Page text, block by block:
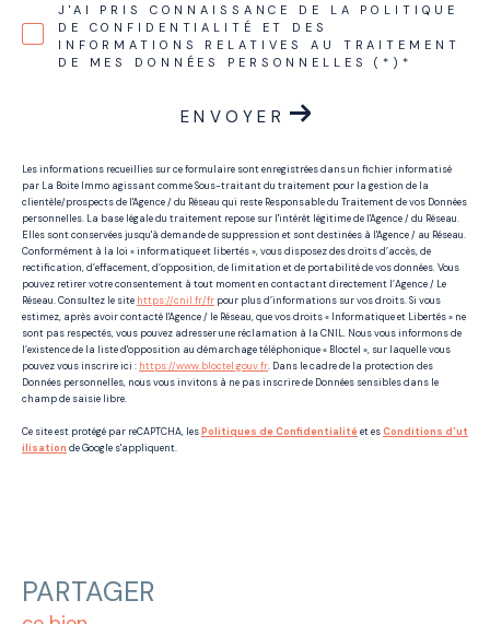
J'AI PRIS CONNAISSANCE DE LA POLITIQUE
DE CONFIDENTIALITÉ ET DES
INFORMATIONS RELATIVES AU TRAITEMENT
DE MES DONNÉES PERSONNELLES (*)*
ENVOYER
Les informations recueillies sur ce formulaire sont enregistrées dans un fichier informatisé
par La Boite Immo agissant comme Sous-traitant du traitement pour la gestion de la
clientèle/prospects de l'Agence / du Réseau qui reste Responsable du Traitement de vos Données
personnelles. La base légale du traitement repose sur l'intérêt légitime de l'Agence / du Réseau.
Elles sont conservées jusqu'à demande de suppression et sont destinées à l'Agence / au Réseau.
Conformément à la loi « informatique et libertés », vous disposez des droits d’accès, de
rectification, d’effacement, d’opposition, de limitation et de portabilité de vos données. Vous
pouvez retirer votre consentement à tout moment en contactant directement l’Agence / Le
Réseau. Consultez le site https://cnil.fr/fr pour plus d’informations sur vos droits. Si vous
estimez, après avoir contacté l'Agence / le Réseau, que vos droits « Informatique et Libertés » ne
sont pas respectés, vous pouvez adresser une réclamation à la CNIL. Nous vous informons de
l’existence de la liste d'opposition au démarchage téléphonique « Bloctel », sur laquelle vous
pouvez vous inscrire ici : https://www.bloctel.gouv.fr. Dans le cadre de la protection des
Données personnelles, nous vous invitons à ne pas inscrire de Données sensibles dans le
champ de saisie libre.
Ce site est protégé par reCAPTCHA, lesPolitiques de Confidentialitéet esConditions d'ut
ilisation de Google s'appliquent.
PARTAGER